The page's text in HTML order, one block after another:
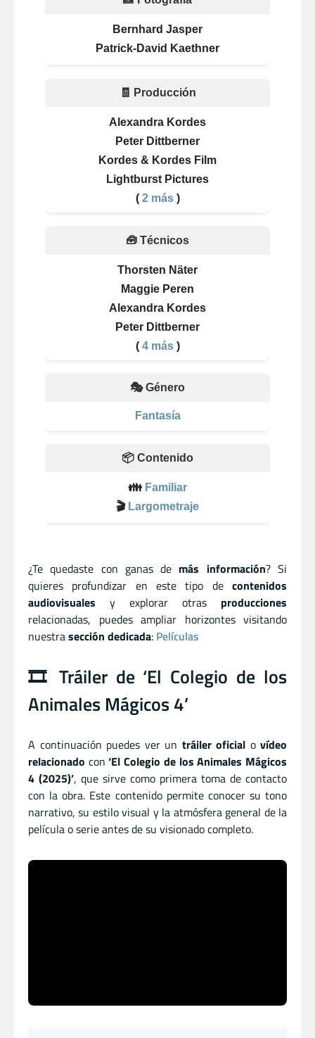
Bernhard Jasper
Patrick-David Kaethner
🧾 Producción
Alexandra Kordes
Peter Dittberner
Kordes & Kordes Film
Lightburst Pictures
( 2 más)
🧰 Técnicos
Thorsten Näter
Maggie Peren
Alexandra Kordes
Peter Dittberner
( 4 más)
🎭 Género
Fantasía
📦 Contenido
👪 Familiar
🎬 Largometraje
¿Te quedaste con ganas de más información? Si
quieres profundizar en este tipo de contenidos
audiovisuales y explorar otras producciones
relacionadas, puedes ampliar horizontes visitando
nuestrasección dedicada: Películas
🎞️ Tráiler de ‘El Colegio de los
Animales Mágicos 4’
A continuación puedes ver un tráiler oficial o vídeo
relacionado con‘El Colegio de los Animales Mágicos
4 (2025)’, que sirve como primera toma de contacto
con la obra. Este contenido permite conocer su tono
narrativo, su estilo visual y la atmósfera general de la
película o serie antes de su visionado completo.